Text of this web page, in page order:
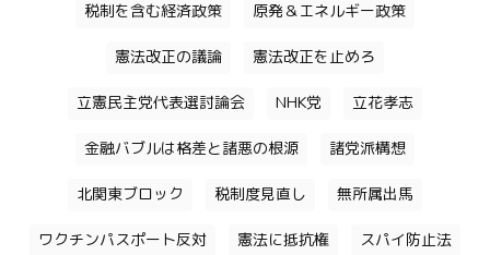
税制を含む経済政策 原発＆エネルギー政策
憲法改正の議論 憲法改正を止めろ
立憲民主党代表選討論会 NHK党 立花孝志
金融バブルは格差と諸悪の根源 諸党派構想
北関東ブロック 税制度見直し 無所属出馬
ワクチンパスポート反対 憲法に抵抗権 スパイ防止法